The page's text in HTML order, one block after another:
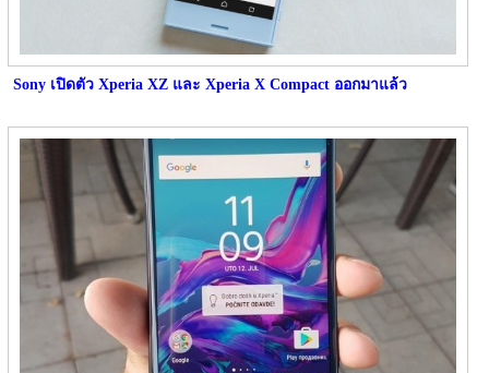
Sony เปิดตัว Xperia XZ และ Xperia X Compact ออกมาแล้ว